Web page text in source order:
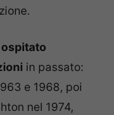
ospitato
in passato:
e 1968, poi
nel 1974,